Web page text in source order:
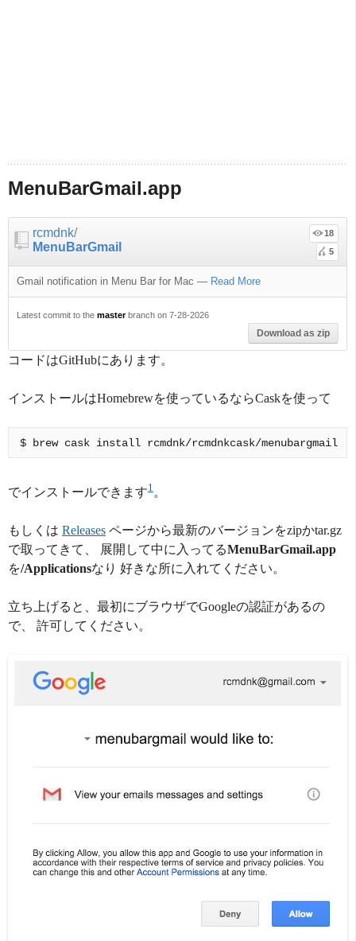
MenuBarGmail.app
rcmdnk/
MenuBarGmail
18
5
Gmail notification in Menu Bar for Mac — Read More
Latest commit to the masterbranch on 7-28-2026
Download as zip
コードはGitHubにあります。
インストールはHomebrewを使っているならCaskを使って
でインストールできます1 。
もしくは Releases ページから最新のバージョンをzipかtar.gz
で取ってきて、 展開して中に入ってるMenuBarGmail.app
を/Applicationsなり 好きな所に入れてください。
立ち上げると、最初にブラウザでGoogleの認証があるの
で、 許可してください。